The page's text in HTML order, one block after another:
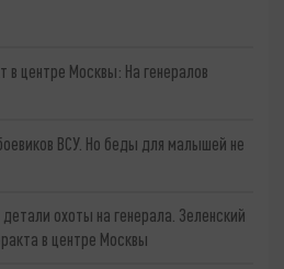
центре Москвы: На генералов
ВСУ. Но беды для малышей не
охоты на генерала. Зеленский
в центре Москвы